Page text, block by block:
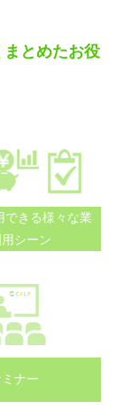
とめたお役
できる様々な業
シーン
ナー